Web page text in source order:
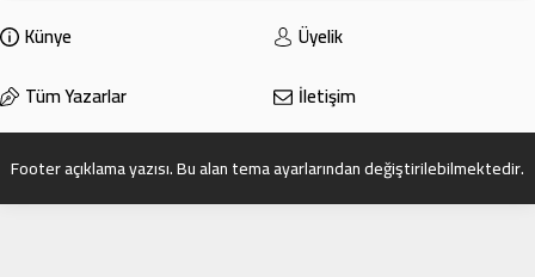
olarak bu şekilde gösterilir,
eklenmemişse bu alan boş kalır.
Künye
Üyelik
Tüm Yazarlar
İletişim
Footer açıklama yazısı. Bu alan tema ayarlarından değiştirilebilmektedir.